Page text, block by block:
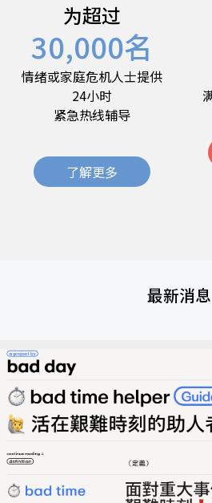
为超过
30,000名
情绪或家庭危机人士提供
24小时
紧急热线辅导
了解更多
最新消息